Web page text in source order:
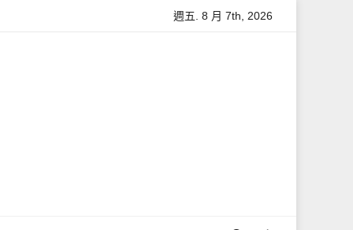
私與數據安全 怎麼讓Threads流量變多？高效提升流量的完整
週五. 8 月 7th, 2026